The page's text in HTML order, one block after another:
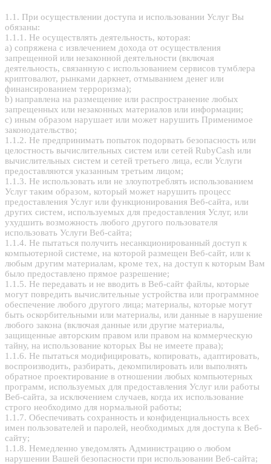
1.1. При осуществлении доступа и использовании Услуг Вы
обязаны:
1.1.1. Не осуществлять деятельность, которая:
a) сопряжена с извлечением дохода от осуществления
запрещенной или незаконной деятельности (включая
деятельность, связанную с использованием сервисов тумблера
криптовалют, рынками даркнет, отмыванием денег или
финансированием терроризма);
b) направлена на размещение или распространение любых
запрещенных или незаконных материалов или информации;
c) иным образом нарушает или может нарушить Применимое
законодательство;
1.1.2. Не предпринимать попыток подорвать безопасность или
целостность вычислительных систем или сетей RubyCash или
вычислительных систем и сетей третьего лица, если Услуги
предоставляются указанным третьим лицом;
1.1.3. Не использовать или не злоупотреблять использованием
Услуг таким образом, который может нарушить процесс
предоставления Услуг или функционирования Веб-сайта, или
других систем, используемых для предоставления Услуг, или
ухудшить возможность любого другого пользователя
использовать Услуги Веб-сайта;
1.1.4. Не пытаться получить несанкционированный доступ к
компьютерной системе, на которой размещен Веб-сайт, или к
любым другим материалам, кроме тех, на доступ к которым Вам
было предоставлено прямое разрешение;
1.1.5. Не передавать и не вводить в Веб-сайт файлы, которые
могут повредить вычислительные устройства или программное
обеспечение любого другого лица; материалы, которые могут
быть оскорбительными или материалы, или данные в нарушение
любого закона (включая данные или другие материалы,
защищенные авторским правом или правом на коммерческую
тайну, на использование которых Вы не имеете права);
1.1.6. Не пытаться модифицировать, копировать, адаптировать,
воспроизводить, разбирать, декомпилировать или выполнять
обратное проектирование в отношении любых компьютерных
программ, используемых для предоставления Услуг или работы
Веб-сайта, за исключением случаев, когда их использование
строго необходимо для нормальной работы;
1.1.7. Обеспечивать сохранность и конфиденциальность всех
имен пользователей и паролей, необходимых для доступа к Веб-
сайту;
1.1.8. Немедленно уведомлять Администрацию о любом
нарушении Вашей безопасности при использовании Веб-сайта;